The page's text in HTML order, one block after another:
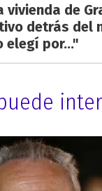
vivienda de
detrás del
elegí por..."